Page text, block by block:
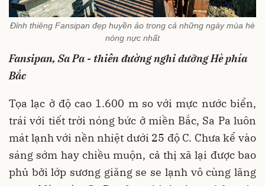
Đỉnh thiêng Fansipan đẹp huyền ảo trong cả những ngày mùa hè
nóng nực nhất
Fansipan, Sa Pa - thiên đường nghỉ dưỡng Hè phía
Bắc
Tọa lạc ở độ cao 1.600 m so với mực nước biển,
trái với tiết trời nóng bức ở miền Bắc, Sa Pa luôn
mát lạnh với nền nhiệt dưới 25 độ C. Chưa kể vào
sáng sớm hay chiều muộn, cả thị xã lại được bao
phủ bởi lớp sương giăng se se lạnh vô cùng lãng